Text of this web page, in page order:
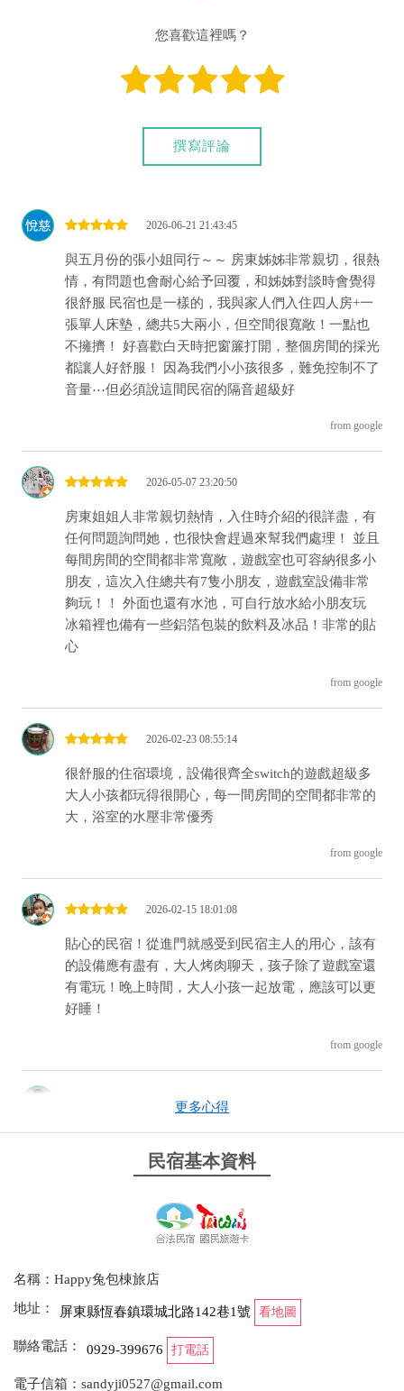
您喜歡這裡嗎？
撰寫評論
2026-06-21 21:43:45
與五月份的張小姐同行～～ 房東姊姊非常親切，很熱
情，有問題也會耐心給予回覆，和姊姊對談時會覺得
很舒服 民宿也是一樣的，我與家人們入住四人房+一
張單人床墊，總共5大兩小，但空間很寬敞！一點也
不擁擠！ 好喜歡白天時把窗簾打開，整個房間的採光
都讓人好舒服！ 因為我們小小孩很多，難免控制不了
音量⋯但必須說這間民宿的隔音超級好
from google
2026-05-07 23:20:50
房東姐姐人非常親切熱情，入住時介紹的很詳盡，有
任何問題詢問她，也很快會趕過來幫我們處理！ 並且
每間房間的空間都非常寬敞，遊戲室也可容納很多小
朋友，這次入住總共有7隻小朋友，遊戲室設備非常
夠玩！！ 外面也還有水池，可自行放水給小朋友玩
冰箱裡也備有一些鋁箔包裝的飲料及冰品！非常的貼
心
from google
2026-02-23 08:55:14
很舒服的住宿環境，設備很齊全switch的遊戲超級多
大人小孩都玩得很開心，每一間房間的空間都非常的
大，浴室的水壓非常優秀
from google
2026-02-15 18:01:08
貼心的民宿！從進門就感受到民宿主人的用心，該有
的設備應有盡有，大人烤肉聊天，孩子除了遊戲室還
有電玩！晚上時間，大人小孩一起放電，應該可以更
好睡！
from google
2026-02-11 17:29:16
設備非常齊全，有零食櫃、冰品、游泳池、麻將桌、
KTV、Switch，還有提供烤爐可烤肉。床軟硬適中，
水壓很大，不會忽冷忽熱的。 若自備食材來也有器具
可使用。離市區近，附近就有全聯跟7-11，老闆很熱
心的招待，很適合全家大小一起包棟出遊，非常推
2026-02-10 07:58:15
更多心得
民宿基本資料
名稱：Happy兔包棟旅店
地址：
屏東縣恆春鎮環城北路142巷1號 看地圖
聯絡電話： 0929-399676 打電話
電子信箱：sandyji0527@gmail.com